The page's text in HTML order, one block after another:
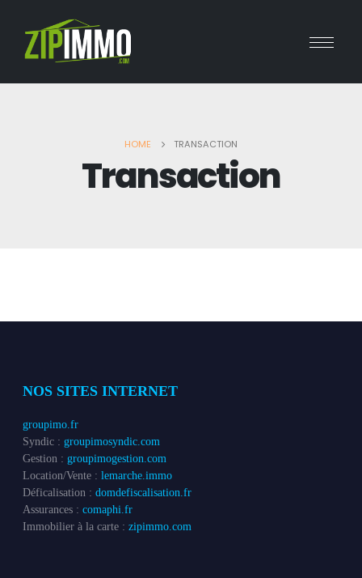
HOME TRANSACTION
Transaction
NOS SITES INTERNET
groupimo.fr
Syndic :groupimosyndic.com
Gestion :groupimogestion.com
Location/Vente :lemarche.immo
Déficalisation :domdefiscalisation.fr
Assurances :comaphi.fr
Immobilier à la carte :zipimmo.com